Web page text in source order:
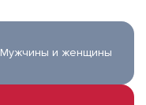
Мужчины и женщины